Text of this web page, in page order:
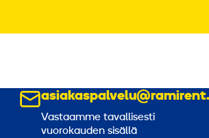
Vastaamme tavallisesti
vuorokauden sisällä